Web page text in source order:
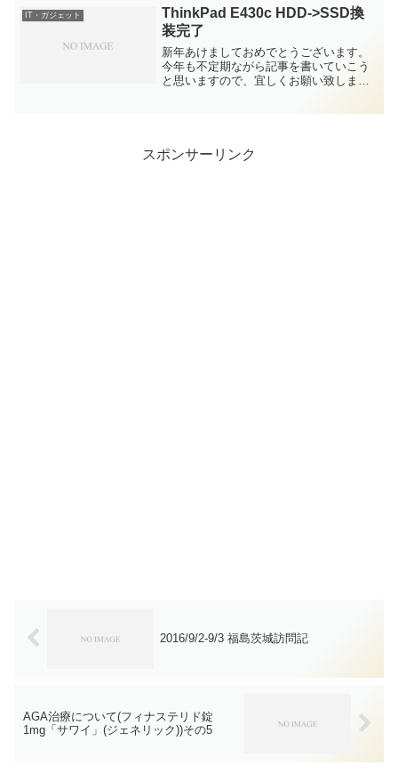
載しましたが、しばらく復活して使えて
いたものの、数か月後...
IT・ガジェット
ThinkPad E430c HDD->SSD換
装完了
新年あけましておめでとうございます。
今年も不定期ながら記事を書いていこう
と思いますので、宜しくお願い致しま
スポンサーリンク
2016/9/2-9/3 福島茨城訪問記
AGA治療について(フィナステリド錠
1mg「サワイ」(ジェネリック))その5